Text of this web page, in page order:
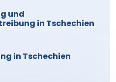
und
in Tschechien
in Tschechien